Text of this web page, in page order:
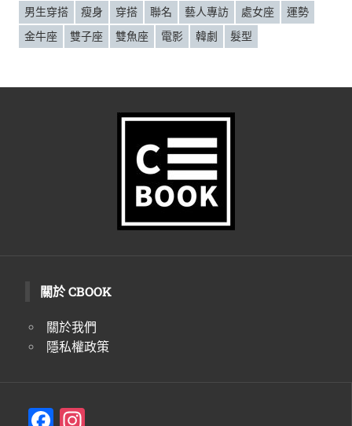
男生穿搭
瘦身 穿搭 聯名 藝人專訪 處女座
運勢
金牛座
雙子座 雙魚座 電影 韓劇 髮型
關於 CBOOK
關於我們
隱私權政策